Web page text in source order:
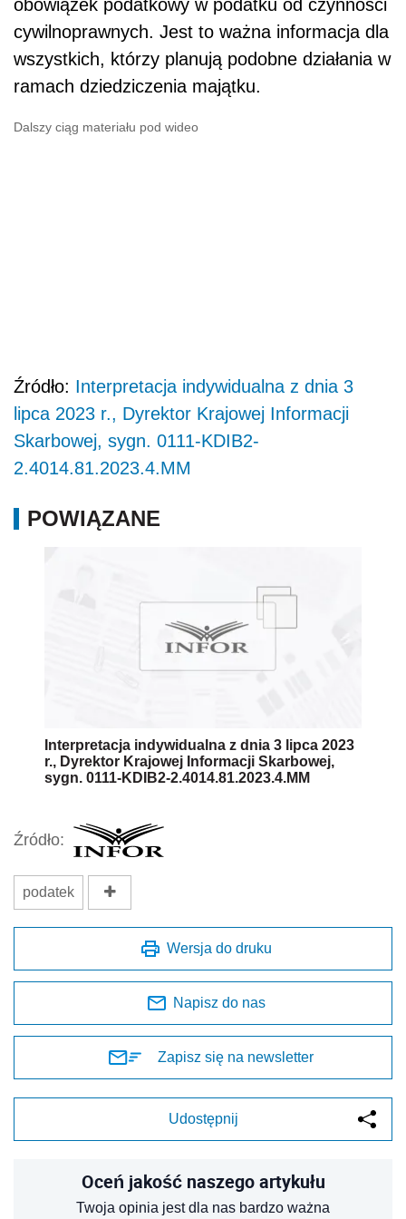
obowiązek podatkowy w podatku od czynności
cywilnoprawnych. Jest to ważna informacja dla
wszystkich, którzy planują podobne działania w
ramach dziedziczenia majątku.
Dalszy ciąg materiału pod wideo
Źródło: Interpretacja indywidualna z dnia 3
lipca 2023 r., Dyrektor Krajowej Informacji
Skarbowej, sygn. 0111-KDIB2-
2.4014.81.2023.4.MM
POWIĄZANE
Interpretacja indywidualna z dnia 3 lipca 2023
r., Dyrektor Krajowej Informacji Skarbowej,
sygn. 0111-KDIB2-2.4014.81.2023.4.MM
Źródło:
podatek
Wersja do druku
Napisz do nas
Zapisz się na newsletter
Udostępnij
Oceń jakość naszego artykułu
Twoja opinia jest dla nas bardzo ważna